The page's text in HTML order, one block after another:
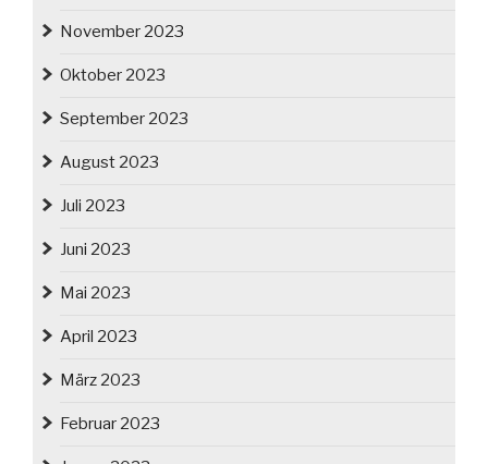
November 2023
Oktober 2023
September 2023
August 2023
Juli 2023
Juni 2023
Mai 2023
April 2023
März 2023
Februar 2023